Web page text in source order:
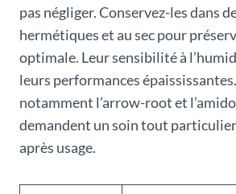
pas négliger. Conservez-les dans
hermétiques et au sec pour
optimale. Leur sensibilité à
leurs performances
notamment l’arrow-root et
demandent un soin tout
après usage.